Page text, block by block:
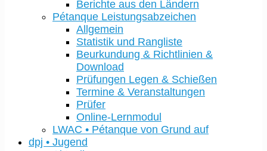
Berichte aus den Ländern
Pétanque Leistungsabzeichen
Allgemein
Statistik und Rangliste
Beurkundung & Richtlinien &
Download
Prüfungen Legen & Schießen
Termine & Veranstaltungen
Prüfer
Online-Lernmodul
LWAC • Pétanque von Grund auf
dpj • Jugend